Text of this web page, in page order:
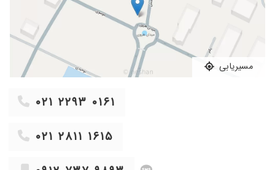
چکاپ قبل بارداری عالی بودن
دکتر بسیار خوب وعالی هستند ۱۳۹۹/۰۵/۲۳
دکتر بسیار خوبی هست برای تولد دو فرزندم تحت
نظر خانم دکتر بودم
۱۴۰۴/۰۷/۳۰
دکتر زایمانم بودند فوق العاده هستند ۱۴۰۳/۰۳/۰۴
۱۴۰۵/۰۵/۰۲
برای عفونت قارچی رفتم عالی بودن ۱۴۰۱/۰۷/۱۲
مسیریابی
۰۲۱ ۲۲۹۳ ۰۱۶۱
۰۲۱ ۲۸۱۱ ۱۶۱۵